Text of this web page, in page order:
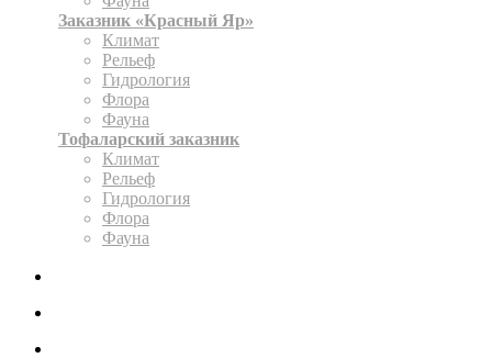
Заказник «Красный Яр»
Климат
Рельеф
Гидрология
Флора
Фауна
Тофаларский заказник
Климат
Рельеф
Гидрология
Флора
Фауна